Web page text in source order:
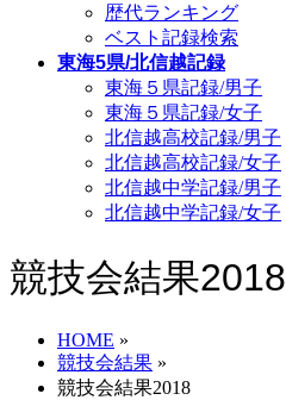
歴代ランキング
ベスト記録検索
東海5県/北信越記録
東海５県記録/男子
東海５県記録/女子
北信越高校記録/男子
北信越高校記録/女子
北信越中学記録/男子
北信越中学記録/女子
競技会結果2018
HOME »
競技会結果 »
競技会結果2018